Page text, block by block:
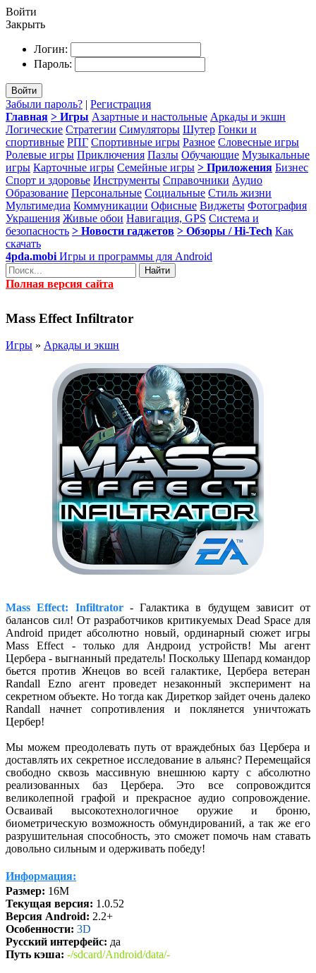
Войти
Закрыть
Логин:
Пароль:
Войти
Забыли пароль? | Регистрация
Главная > Игры Азартные и настольные Аркады и экшн
Логические Стратегии Симуляторы Шутер Гонки и
спортивные РПГ Спортивные игры Разное Словесные игры
Ролевые игры Приключения Пазлы Обучающие Музыкальные
игры Карточные игры Семейные игры > Приложения Бизнес
Спорт и здоровье Инструменты Справочники Аудио
Образование Персональные Социальные Стиль жизни
Мультимедиа Коммуникации Офисные Виджеты Фотография
Украшения Живые обои Навигация, GPS Система и
безопасность > Новости гаджетов > Обзоры / Hi-Tech Как
скачать
4pda.mobi Игры и программы для Android
Найти
Полная версия сайта
Mass Effect Infiltrator
Игры » Аркады и экшн
Mass Effect: Infiltrator- Галактика в будущем зависит от
балансов сил! От разработчиков критикуемых Dead Space для
Android придет абсолютно новый, ординарный сюжет игры
Mass Effect - только для Андроид устройств! Мы агент
Цербера - выгнанный предатель! Поскольку Шепард командор
бьется против Жнецов во всей галактике, Цербера ветеран
Randall Ezno агент проведет незаконный эксперимент на
секретном объекте. Но тогда как Диреткор зайдет очень далеко
Randall начнет сопротивления и поклянется уничтожать
Цербер!
Мы можем преодолевать путь от враждебных баз Цербера и
доставлять их секретное исследование в альянс? Перемещайся
свободно сквозь массивную внешнюю карту с абсолютно
реализованных баз Цербера. Это все сопровождится
великолепной графой и прекрасное аудио сопровождение.
Осваивай высокотехнологичное оружие и броню,
биометрическую возможность обмундирований, а так же его
разрушительная способность, это сможет помочь нам ставать
довольно сильным и одерживать победу!
Информация:
Размер: 16M
Текущая версия: 1.0.52
Версия Android: 2.2+
Особенности: 3D
Русский интерфейс: да
Путь кэша: -/sdcard/Android/data/-